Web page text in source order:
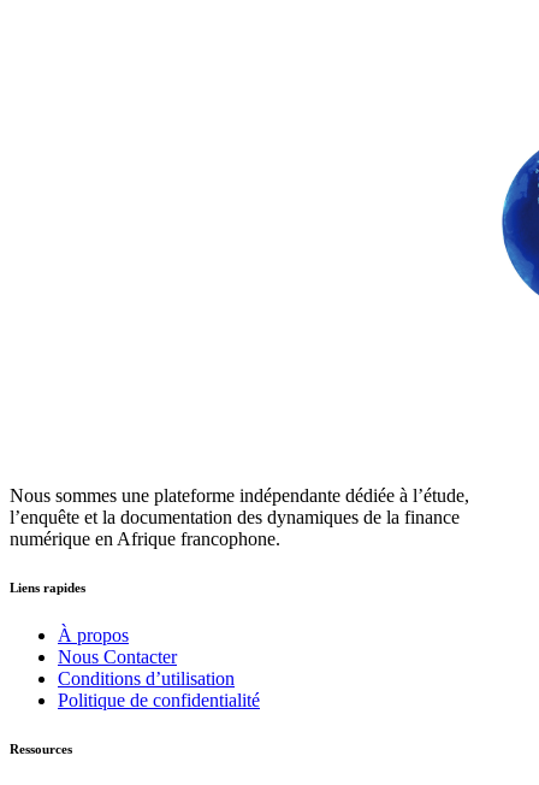
Nous sommes une plateforme indépendante dédiée à l’étude,
l’enquête et la documentation des dynamiques de la finance
numérique en Afrique francophone.
Liens rapides
À propos
Nous Contacter
Conditions d’utilisation
Politique de confidentialité
Ressources